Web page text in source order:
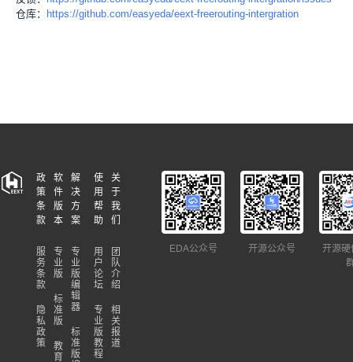
仓库： https://github.com/easyeda/eext-freerouting-intergration
政
策
条
款
服
务
条
款
隐
私
政
策
软
件
版
本
专
业
版
标
准
版
教
育
解
决
方
案
专
业
版
编
辑
器
标
准
版
使
用
帮
助
用
户
论
坛
专
业
版
教
程
关
于
我
们
团
队
介
绍
相
关
报
道
EDA公众号 开源公众号
开源硬